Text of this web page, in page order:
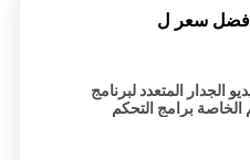
سعر ل
الجدار المتعدد لبرنامج
الخاصة برامج التحكم